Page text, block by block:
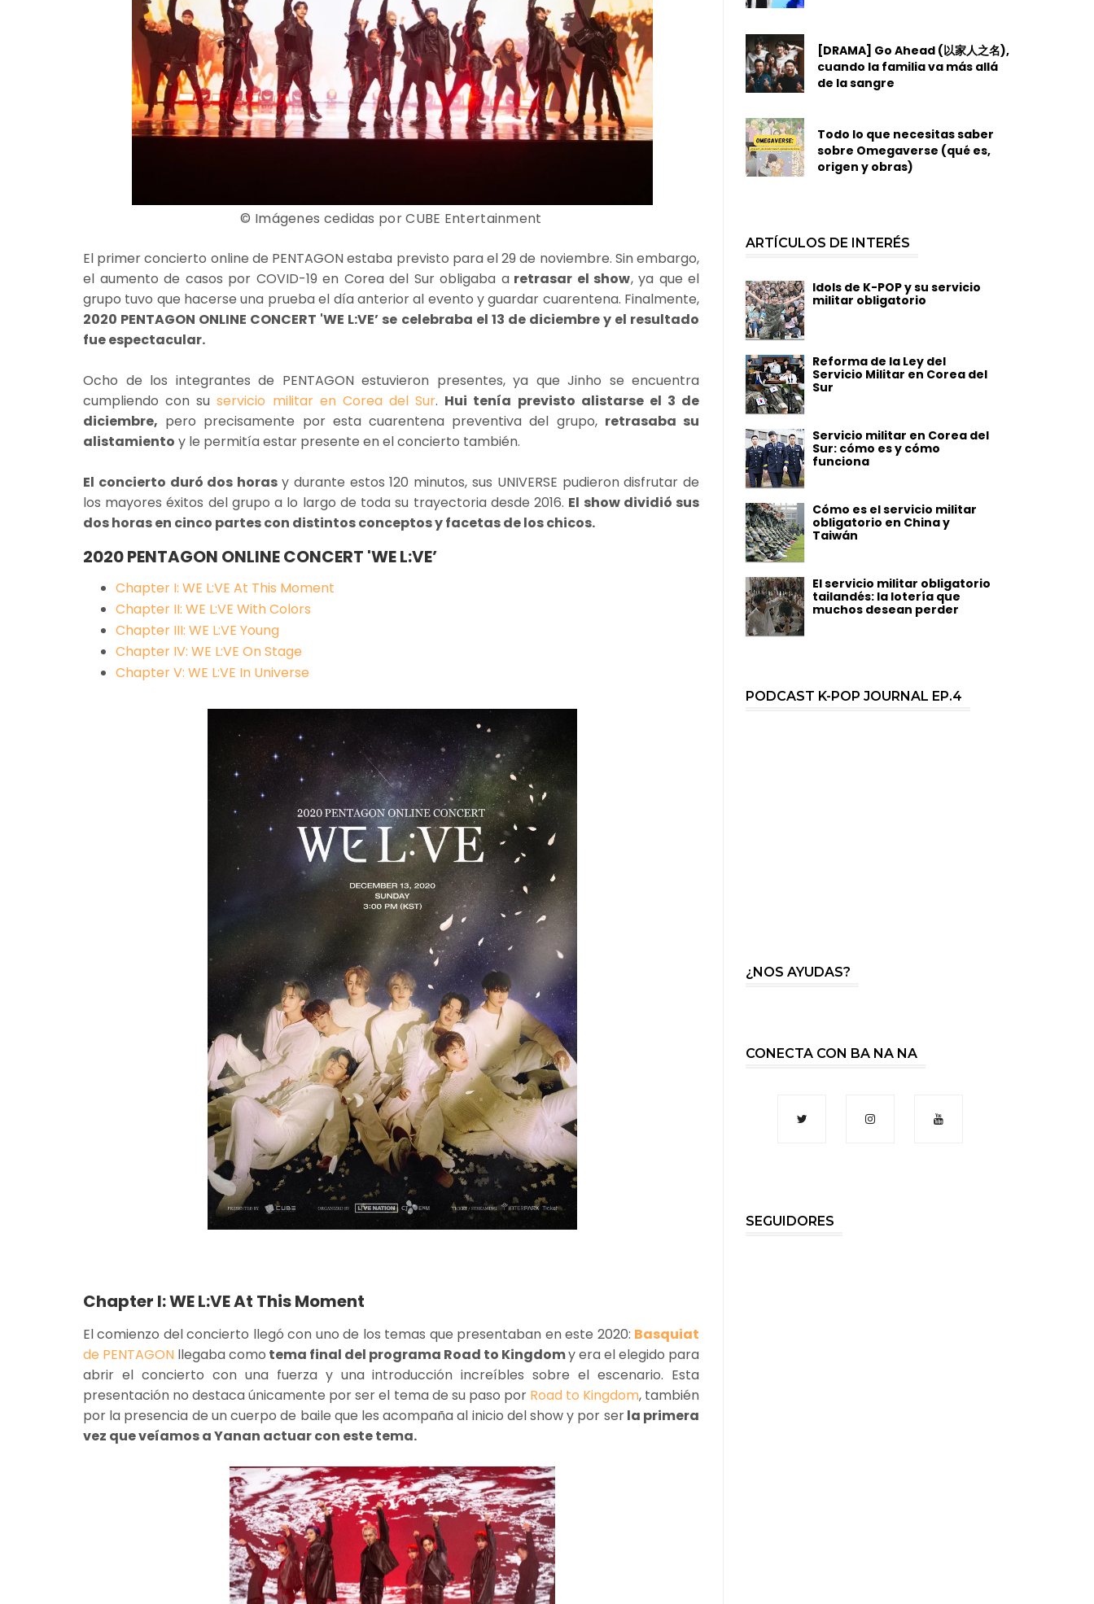
© Imágenes cedidas por CUBE Entertainment
El primer concierto online de PENTAGON estaba previsto para el 29 de noviembre. Sin embargo,
el aumento de casos por COVID-19 en Corea del Sur obligaba aretrasar el show, ya que el
grupo tuvo que hacerse una prueba el día anterior al evento y guardar cuarentena. Finalmente,
2020 PENTAGON ONLINE CONCERT 'WE L:VE’ se celebraba el 13 de diciembre y el resultado
fue espectacular.
Ocho de los integrantes de PENTAGON estuvieron presentes, ya que Jinho se encuentra
cumpliendo con suservicio militar en Corea del Sur. Hui tenía previsto alistarse el 3 de
diciembre, pero precisamente por esta cuarentena preventiva del grupo, retrasaba su
alistamiento y le permitía estar presente en el concierto también.
El concierto duró dos horas y durante estos 120 minutos, sus UNIVERSE pudieron disfrutar de
los mayores éxitos del grupo a lo largo de toda su trayectoria desde 2016. El show dividió sus
dos horas en cinco partes con distintos conceptos y facetas de los chicos.
2020 PENTAGON ONLINE CONCERT 'WE L:VE’
Chapter I: WE L:VE At This Moment
Chapter II: WE L:VE With Colors
Chapter III: WE L:VE Young
Chapter IV: WE L:VE On Stage
Chapter V: WE L:VE In Universe
Chapter I: WE L:VE At This Moment
El comienzo del concierto llegó con uno de los temas que presentaban en este 2020: Basquiat
de PENTAGON llegaba como tema final del programa Road to Kingdomy era el elegido para
abrir el concierto con una fuerza y una introducción increíbles sobre el escenario. Esta
presentación no destaca únicamente por ser el tema de su paso por Road to Kingdom, también
por la presencia de un cuerpo de baile que les acompaña al inicio del show y por serla primera
vez que veíamos a Yanan actuar con este tema.
[DRAMA] Go Ahead (以家人之名),
cuando la familia va más allá
de la sangre
Todo lo que necesitas saber
sobre Omegaverse (qué es,
origen y obras)
ARTÍCULOS DE INTERÉS
Idols de K-POP y su servicio
militar obligatorio
Reforma de la Ley del
Servicio Militar en Corea del
Sur
Servicio militar en Corea del
Sur: cómo es y cómo
funciona
Cómo es el servicio militar
obligatorio en China y
Taiwán
El servicio militar obligatorio
tailandés: la lotería que
muchos desean perder
PODCAST K-POP JOURNAL EP.4
¿NOS AYUDAS?
CONECTA CON BA NA NA
SEGUIDORES